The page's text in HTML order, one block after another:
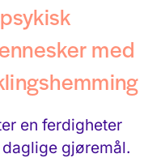
med
en ferdigheter
gjøremål.